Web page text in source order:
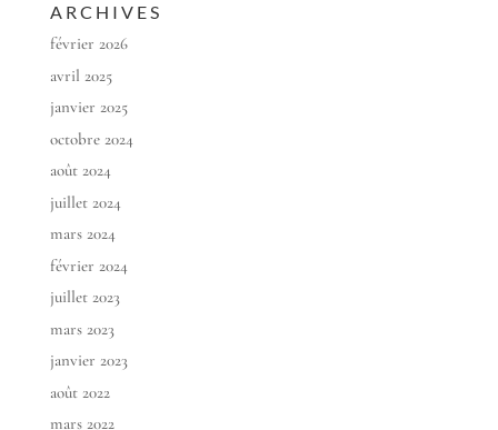
ARCHIVES
février 2026
avril 2025
janvier 2025
octobre 2024
août 2024
juillet 2024
mars 2024
février 2024
juillet 2023
mars 2023
janvier 2023
août 2022
mars 2022